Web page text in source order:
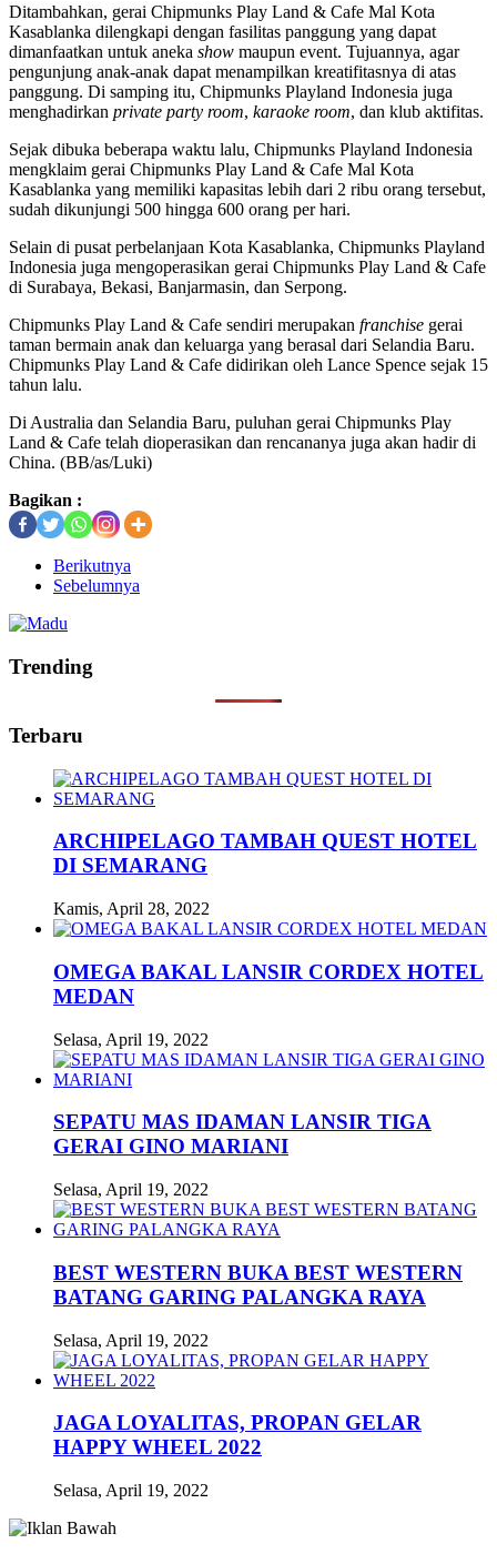
Ditambahkan, gerai Chipmunks Play Land & Cafe Mal Kota
Kasablanka dilengkapi dengan fasilitas panggung yang dapat
dimanfaatkan untuk aneka show maupun event. Tujuannya, agar
pengunjung anak-anak dapat menampilkan kreatifitasnya di atas
panggung. Di samping itu, Chipmunks Playland Indonesia juga
menghadirkan private party room, karaoke room, dan klub aktifitas.
Sejak dibuka beberapa waktu lalu, Chipmunks Playland Indonesia
mengklaim gerai Chipmunks Play Land & Cafe Mal Kota
Kasablanka yang memiliki kapasitas lebih dari 2 ribu orang tersebut,
sudah dikunjungi 500 hingga 600 orang per hari.
Selain di pusat perbelanjaan Kota Kasablanka, Chipmunks Playland
Indonesia juga mengoperasikan gerai Chipmunks Play Land & Cafe
di Surabaya, Bekasi, Banjarmasin, dan Serpong.
Chipmunks Play Land & Cafe sendiri merupakan franchise gerai
taman bermain anak dan keluarga yang berasal dari Selandia Baru.
Chipmunks Play Land & Cafe didirikan oleh Lance Spence sejak 15
tahun lalu.
Di Australia dan Selandia Baru, puluhan gerai Chipmunks Play
Land & Cafe telah dioperasikan dan rencananya juga akan hadir di
China. (BB/as/Luki)
Bagikan :
Berikutnya
Sebelumnya
Trending
Terbaru
ARCHIPELAGO TAMBAH QUEST HOTEL
DI SEMARANG
Kamis, April 28, 2022
OMEGA BAKAL LANSIR CORDEX HOTEL
MEDAN
Selasa, April 19, 2022
SEPATU MAS IDAMAN LANSIR TIGA
GERAI GINO MARIANI
Selasa, April 19, 2022
BEST WESTERN BUKA BEST WESTERN
BATANG GARING PALANGKA RAYA
Selasa, April 19, 2022
JAGA LOYALITAS, PROPAN GELAR
HAPPY WHEEL 2022
Selasa, April 19, 2022